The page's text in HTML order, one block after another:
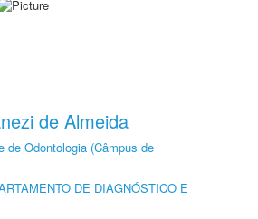
de Almeida
de Odontologia (Câmpus de
DE DIAGNÓSTICO E